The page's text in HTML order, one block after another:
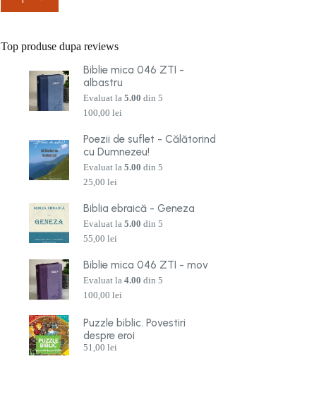
Top produse dupa reviews
Biblie mica 046 ZTI -
albastru
Evaluat la5.00 din 5
100,00lei
Poezii de suflet - Călătorind
cu Dumnezeu!
Evaluat la5.00 din 5
25,00lei
Biblia ebraică - Geneza
Evaluat la5.00 din 5
55,00lei
Biblie mica 046 ZTI - mov
Evaluat la4.00 din 5
100,00lei
Puzzle biblic. Povestiri
despre eroi
51,00lei